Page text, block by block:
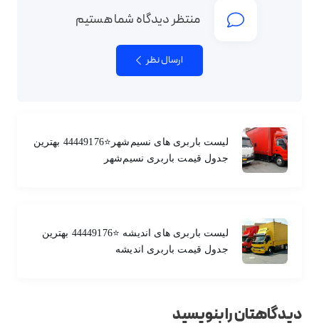
منتظر دیدگاه شما هستیم
ارسال نظر
لیست باربری های نسیم‌شهر⭐️44449176 بهترین
جدول قیمت باربری نسیم‌شهر
لیست باربری های اندیشه ⭐️44449176 بهترین
جدول قیمت باربری اندیشه
دیدگاهتان را بنویسید